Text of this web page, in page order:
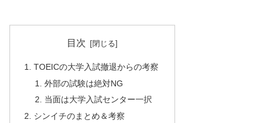
目次
TOEICの大学入試撤退からの考察
外部の試験は絶対NG
当面は大学入試センター一択
シンイチのまとめ＆考察